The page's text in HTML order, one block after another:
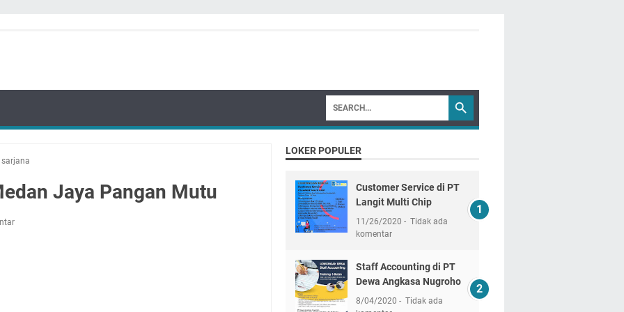
sarjana
Jaya Pangan Mutu
LOKER POPULER
Customer Service di PT
Langit Multi Chip
11/26/2020
Tidak ada
komentar
Staff Accounting di PT
Dewa Angkasa Nugroho
8/04/2020
Tidak ada